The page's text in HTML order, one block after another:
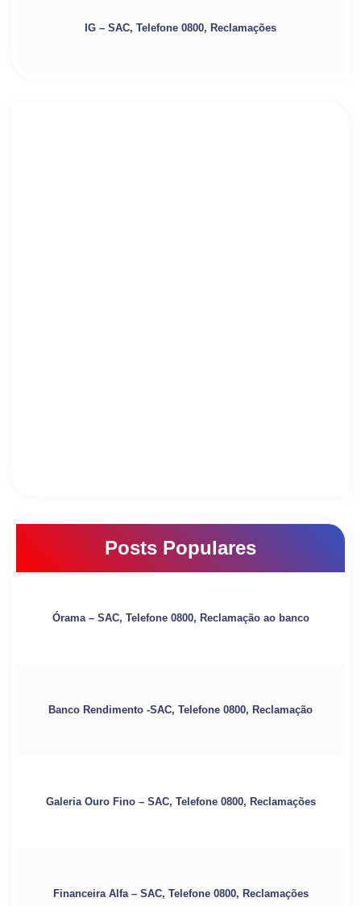
IG – SAC, Telefone 0800, Reclamações
Posts Populares
Órama – SAC, Telefone 0800, Reclamação ao banco
Banco Rendimento -SAC, Telefone 0800, Reclamação
Galeria Ouro Fino – SAC, Telefone 0800, Reclamações
Financeira Alfa – SAC, Telefone 0800, Reclamações